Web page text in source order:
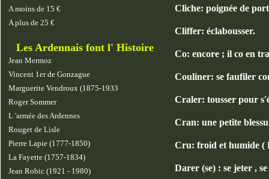
A moins de 15 €
A plus de 25 €
Les Ardennais font l' Histoire
Jean Mermoz
Vincent 1er de Gonzague
Marguerite Vendroux (1875-1933
Roger Sommer
L 'armée des Ardennes
Rouget de Lisle
Pierre Lapie (1777-1850)
La Fayette (1757-1834)
Jean Robic (1921 - 1980)
Cliche: poignée de
Cliffer: éclabousser.
Co: encore ; il co en
Couliner: se faufiler
Craler: tousser pour
Cran: une petite
Cru: froid et humide (
Darer (se) : se jeter ,